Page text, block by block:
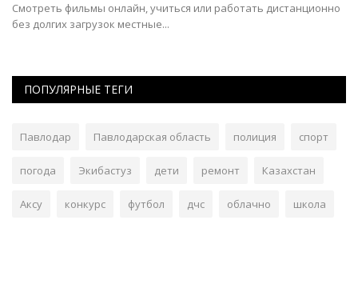
Смотреть фильмы онлайн, учиться или работать дистанционно
без долгих загрузок местные...
ПОПУЛЯРНЫЕ ТЕГИ
Павлодар Павлодарская область полиция спорт
погода Экибастуз дети ремонт Казахстан
Аксу конкурс футбол дчс облачно школа